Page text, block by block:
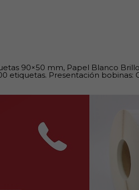
90×50 mm, Papel Blanco
etiquetas. Presentación bobinas: